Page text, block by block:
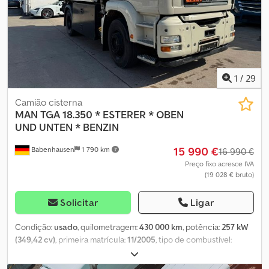
1 / 29
Babenhausen 1 790 km
Camião cisterna
MAN TGA 18.350 * ESTERER * OBEN
UND UNTEN * BENZIN
15 990 €16 990 €
Preço fixo acresce IVA
(19 028 € bruto)
Solicitar Ligar
Condição:usado, quilometragem:430 000 km, potência:257 kW
(349,42 cv), primeira matrícula:11/2005, tipo de combustível:
, configuração de eixo:
bege, tipo de engrenagem:mecânico, classe de emissão:Euro 4,